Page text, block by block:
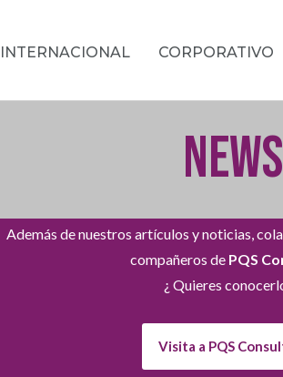
INTERNACIONAL CORPORATIVO
NEWS
Además de nuestros artículos y noticias,
compañeros de PQS
¿ Quieres
Visita a PQS